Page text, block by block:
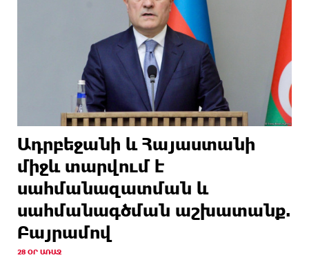
Ադրբեջանի և Հայաստանի
միջև տարվում է
սահմանազատման և
սահմանագծման աշխատանք.
Բայրամով
28 ՕՐ ԱՌԱՋ